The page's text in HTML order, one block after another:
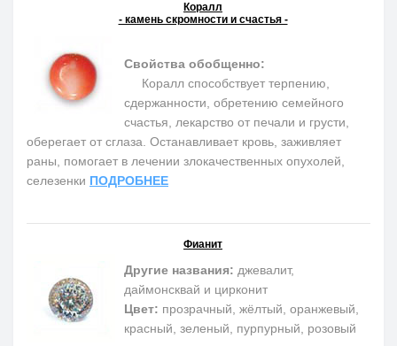
Коралл
- камень скромности и счастья -
Свойства обобщенно:
Коралл способствует терпению,
сдержанности, обретению семейного
счастья, лекарство от печали и грусти,
оберегает от сглаза. Останавливает кровь, заживляет
раны, помогает в лечении злокачественных опухолей,
селезенки ПОДРОБНЕЕ
Фианит
Другие названия: джевалит,
даймонсквай и цирконит
Цвет: прозрачный, жёлтый, оранжевый,
красный, зеленый, пурпурный, розовый